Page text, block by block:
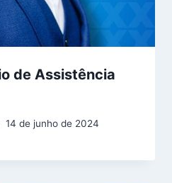
de Assistência
14 de junho de 2024